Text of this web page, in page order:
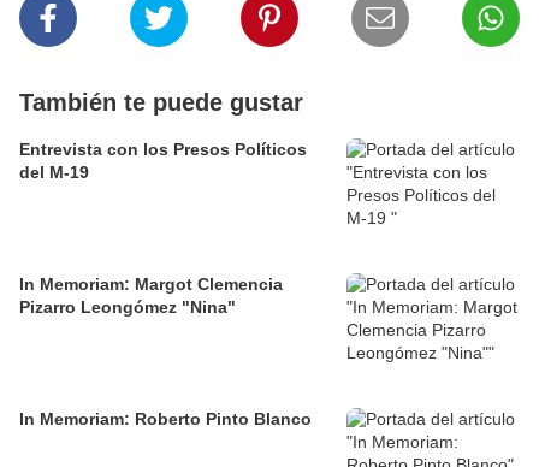
También te puede gustar
Entrevista con los Presos Políticos
del M-19
In Memoriam: Margot Clemencia
Pizarro Leongómez "Nina"
In Memoriam: Roberto Pinto Blanco